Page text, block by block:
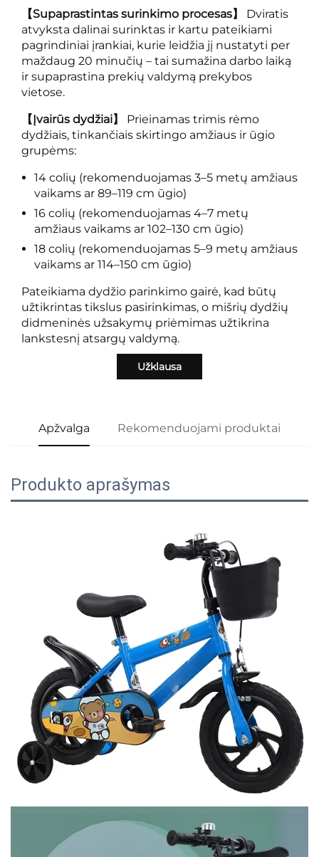
【Supaprastintas surinkimo procesas】 Dviratis
atvyksta dalinai surinktas ir kartu pateikiami
pagrindiniai įrankiai, kurie leidžia jį nustatyti per
maždaug 20 minučių – tai sumažina darbo laiką
ir supaprastina prekių valdymą prekybos
vietose.
【Įvairūs dydžiai】 Prieinamas trimis rėmo
dydžiais, tinkančiais skirtingo amžiaus ir ūgio
grupėms:
14 colių (rekomenduojamas 3–5 metų amžiaus
vaikams ar 89–119 cm ūgio)
16 colių (rekomenduojamas 4–7 metų
amžiaus vaikams ar 102–130 cm ūgio)
18 colių (rekomenduojamas 5–9 metų amžiaus
vaikams ar 114–150 cm ūgio)
Pateikiama dydžio parinkimo gairė, kad būtų
užtikrintas tikslus pasirinkimas, o mišrių dydžių
didmeninės užsakymų priėmimas užtikrina
lankstesnį atsargų valdymą.
Užklausa
Apžvalga Rekomenduojami produktai
Produkto aprašymas